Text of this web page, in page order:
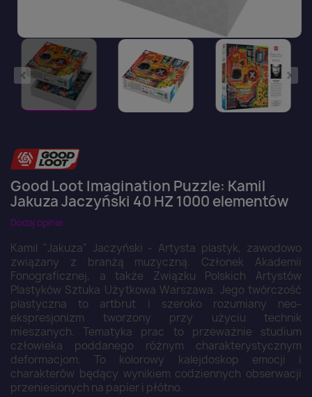
Good Loot Imagination Puzzle: Kamil
Jakuza Jaczyński 40 HZ 1000 elementów
Dodaj opinie
Kamil "Jakuza" Jaczyński - Artysta plastyk, zawodowo
związany z branżą muzyczną. Członek Akademii
Fonograficznej, a także Związku Polskich Artystów
Plastyków Sztuka Użytkowa Warszawa. Jego twórczość
plastyczna to artbrut i szeroko rozumiany neo-
ekspresjonizm tworzony przy użyciu technik
mieszanych. Tematyka prac to przeważnie studium
człowieka poddanego różnym charakterystycznym
deformacjom. To kolorowy kalejdoskop emocji i
charakterów będący wynikiem codziennych obserwacji
przeniesionych na papier i płótno.